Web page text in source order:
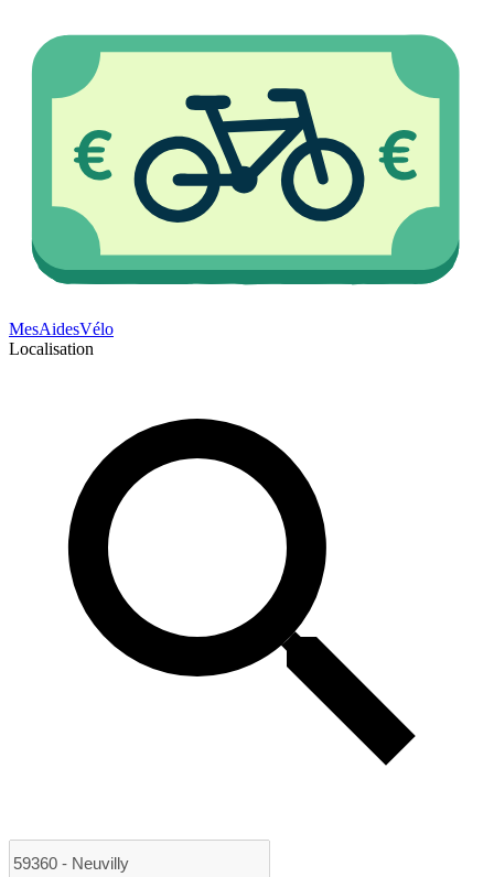
MesAidesVélo
Localisation